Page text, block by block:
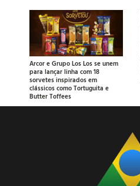
Arcor e Grupo Los Los se unem
para lançar linha com 18
sorvetes inspirados em
clássicos como Tortuguita e
Butter Toffees